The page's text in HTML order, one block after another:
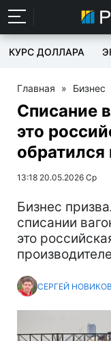
КУРС ДОЛЛАРА
Главная » Бизнес
Списание
это
обратился
13:18 20.05.2026 Ср
Бизнес
списании
это
СЕРГЕЙ НОВИКОВ